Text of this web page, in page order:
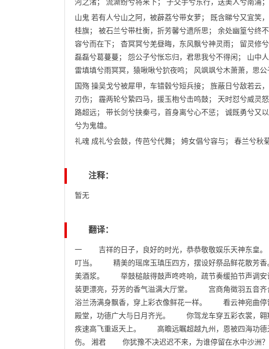
河之渚； 流澌纷兮将来下； 子交手兮东行，送美人兮南浦
山鬼 若有人兮山之阿，被薜荔兮带女萝； 既含睇兮又宜笑
桂旗； 被石兰兮带杜衡，折芳馨兮遗所思； 余处幽篁兮终
容兮而在下； 杳冥冥兮羌昼晦，东风飘兮神灵雨； 留灵修
磊磊兮葛蔓蔓； 怨公子兮怅忘归，君思我兮不得闲； 山中
雷填填兮雨冥冥，猿啾啾兮狖夜鸣； 风飒飒兮木萧萧，思公
国殇 操吴戈兮被犀甲，车错毂兮短兵接； 旌蔽日兮敌若云
刃伤； 霾两轮兮絷四马，援玉枹兮击鸣鼓； 天时怼兮威灵
路超远； 带长剑兮挟秦弓，首身离兮心不惩； 诚既勇兮又
兮为鬼雄。
礼魂 成礼兮会鼓，传芭兮代舞； 姱女倡兮容与； 春兰兮秋
注释：
暂无
翻译：
一 吉祥的日子，良好的时光，恭恭敬敬娱乐天神东皇
叮当。 精美的瑶席玉瑱压四方，摆设好祭品鲜花散芳
美酒浆。 举鼓槌敲得鼓声咚咚响，疏节奏缓拍节声调
装更漂亮，芬芳的香气溢满大厅堂。 宫商角徵羽五音
浴兰汤满身飘香，穿上彩衣像鲜花一样。 看云神宛曲
殿堂，功德广大与日月齐光。 你驾龙车穿五彩衣裳，
疾速高飞重返天上。 高瞻远瞩超越九州，恩被四海功
伤。 湘君 你犹豫不决迟迟不来，为谁停留在水中沙洲